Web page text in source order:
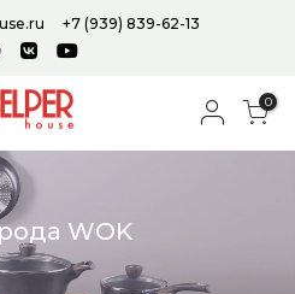
+7 (939) 839-62-13
0
WOK